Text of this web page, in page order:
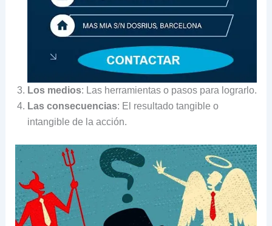
Los medios: Las herramientas o pasos para lograrlo.
Las consecuencias: El resultado tangible o
intangible de la acción.